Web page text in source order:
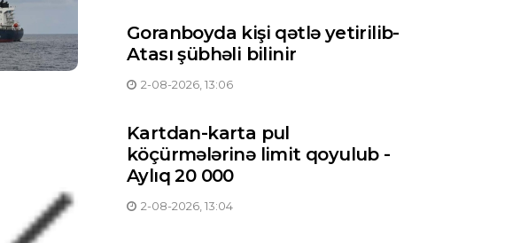
Goranboyda kişi qətlə yetirilib-
Atası şübhəli bilinir
2-08-2026, 13:06
Kartdan-karta pul
köçürmələrinə limit qoyulub -
Aylıq 20 000
2-08-2026, 13:04